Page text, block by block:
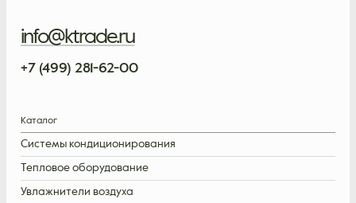
info@ktrade.ru
+7 (499) 281-62-00
Каталог
Системы кондиционирования
Тепловое оборудование
Увлажнители воздуха